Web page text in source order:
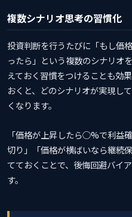
複数シナリオ思考の習慣化
投資判断を行うたびに「もし価
ったら」という複数のシナリオ
えておく習慣をつけることも効
おくと、どのシナリオが実現し
くなります。
「価格が上昇したら○%で利益
切り」「価格が横ばいなら継続
てておくことで、後悔回避バイ
す。